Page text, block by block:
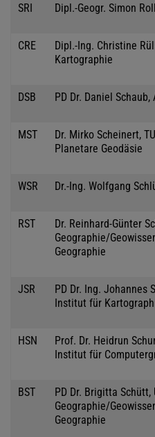
SRI Dipl.-Geogr. Simon
CRE
Dipl.-Ing. Christine
Kartographie
DSB PD Dr. Daniel Schaub,
MST
Dr. Mirko Scheinert,
Planetare Geodäsie
WSR Dr.-Ing. Wolfgang
RST
Dr. Reinhard-Günter
Geographie/
Geographie
JSR
PD Dr. Ing. Johannes
Institut für
HSN
Prof. Dr. Heidrun
Institut für
BST
PD Dr. Brigitta Schütt,
Geographie/
Geographie